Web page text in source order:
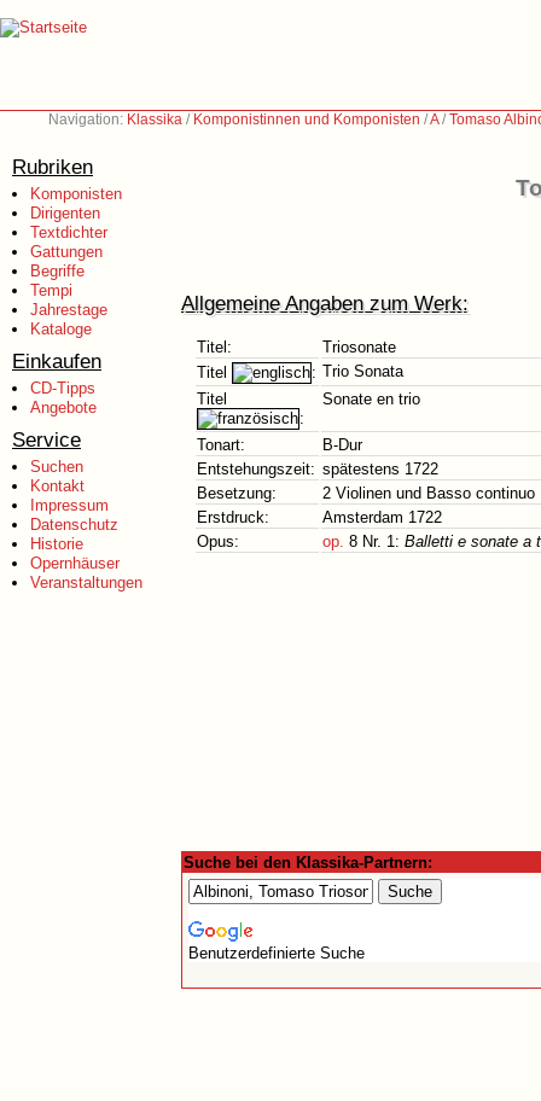
Navigation: Klassika / Komponistinnen und Komponisten /A/Tomaso
Rubriken
Komponisten
Dirigenten
Textdichter
Gattungen
Begriffe
Tempi
Jahrestage
Kataloge
Einkaufen
CD-Tipps
Angebote
Service
Suchen
Kontakt
Impressum
Datenschutz
Historie
Opernhäuser
Veranstaltungen
Allgemeine Angaben zum Werk:
Titel:
Triosonate
Titel
: Trio Sonata
Titel
:
Sonate en trio
Tonart:
B-Dur
Entstehungszeit: spätestens 1722
Besetzung:
2 Violinen und Basso continuo
Erstdruck:
Amsterdam 1722
Opus:
op. 8 Nr. 1: Balletti e sonate a
Suche bei den Klassika-Partnern:
Benutzerdefinierte Suche